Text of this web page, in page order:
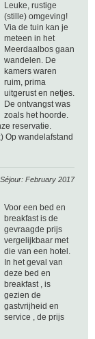
Leuke, rustige
(stille) omgeving!
Via de tuin kan je
meteen in het
Meerdaalbos gaan
wandelen. De
kamers waren
ruim, prima
uitgerust en netjes.
De ontvangst was
zoals het hoorde.
reservatie.
Op wandelafstand
Séjour: February 2017
Voor een bed en
breakfast is de
gevraagde prijs
vergelijkbaar met
die van een hotel.
In het geval van
deze bed en
breakfast , is
gezien de
gastvrijheid en
service , de prijs